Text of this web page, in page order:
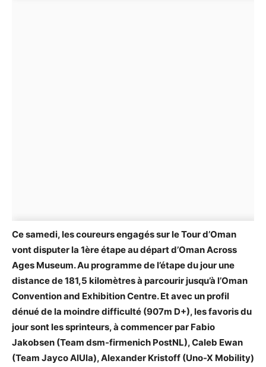
Ce samedi, les coureurs engagés sur le Tour d’Oman
vont disputer la 1ère étape au départ d’Oman Across
Ages Museum. Au programme de l’étape du jour une
distance de 181,5 kilomètres à parcourir jusqu’à l’Oman
Convention and Exhibition Centre. Et avec un profil
dénué de la moindre difficulté (907m D+), les favoris du
jour sont les sprinteurs, à commencer par Fabio
Jakobsen (Team dsm-firmenich PostNL), Caleb Ewan
(Team Jayco AlUla), Alexander Kristoff (Uno-X Mobility)